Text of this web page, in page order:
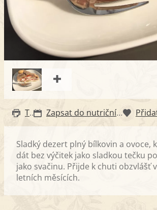
Tisk Zapsat do nutričního diáře
Sladký dezert plný bílkovin a ovoce,
dát bez výčitek jako sladkou tečku
jako svačinu. Přijde k chuti obzvlášť
letních měsících.